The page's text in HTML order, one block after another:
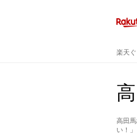
楽天
高田
い！